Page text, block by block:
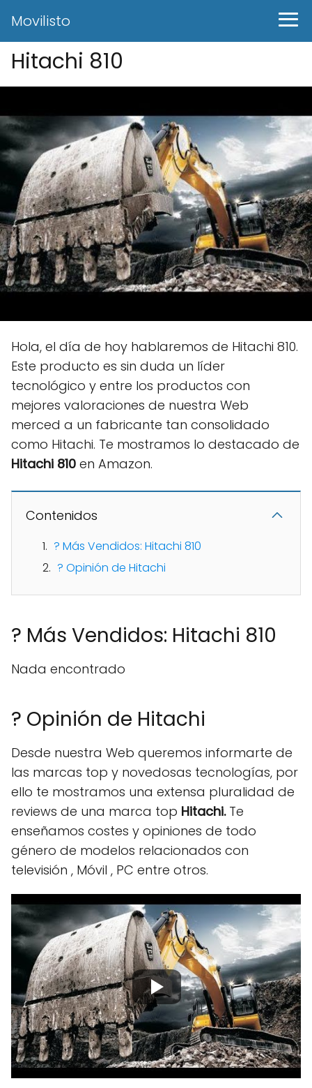
Movilisto
Hitachi 810
Hola, el día de hoy hablaremos de Hitachi 810.
Este producto es sin duda un líder
tecnológico y entre los productos con
mejores valoraciones de nuestra Web
merced a un fabricante tan consolidado
como Hitachi. Te mostramos lo destacado de
Hitachi 810 en Amazon.
Contenidos
? Más Vendidos: Hitachi 810
? Opinión de Hitachi
? Más Vendidos: Hitachi 810
Nada encontrado
? Opinión de Hitachi
Desde nuestra Web queremos informarte de
las marcas top y novedosas tecnologías, por
ello te mostramos una extensa pluralidad de
reviews de una marca top Hitachi.Te
enseñamos costes y opiniones de todo
género de modelos relacionados con
televisión , Móvil , PC entre otros.